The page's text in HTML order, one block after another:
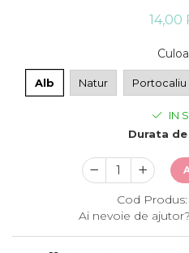
14,00
Alb Natur Portocaliu
IN
Durata
Cod Produs:
Ai nevoie de ajutor?